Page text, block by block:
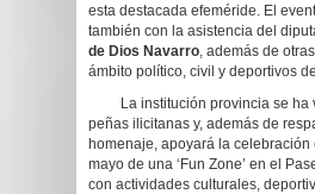
esta destacada efeméride. El
también con la asistencia del
de Dios Navarro, además de
ámbito político, civil y deportivos
La institución provincia se ha
peñas ilicitanas y, además de
homenaje, apoyará la celebración
mayo de una ‘Fun Zone’ en el
con actividades culturales,